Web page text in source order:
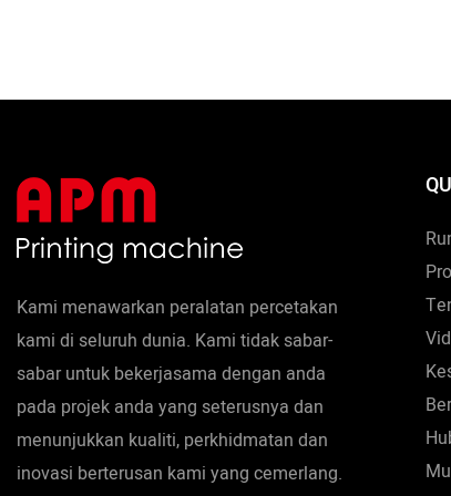
Kami menawarkan peralatan percetakan
kami di seluruh dunia. Kami tidak sabar-
sabar untuk bekerjasama dengan anda
pada projek anda yang seterusnya dan
menunjukkan kualiti, perkhidmatan dan
inovasi berterusan kami yang cemerlang.